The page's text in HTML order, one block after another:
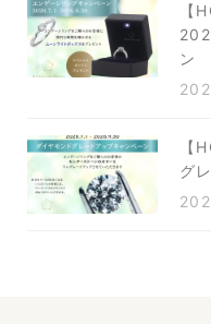
【
ン
【
グ